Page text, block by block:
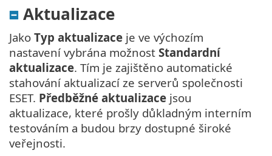
Aktualizace
Jako Typ aktualizace je ve výchozím
nastavení vybrána možnost Standardní
aktualizace. Tím je zajištěno automatické
stahování aktualizací ze serverů společnosti
ESET. Předběžné aktualizace jsou
aktualizace, které prošly důkladným interním
testováním a budou brzy dostupné široké
veřejnosti.